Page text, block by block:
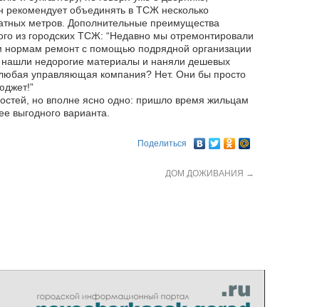
рекомендует объединять в ТСЖ несколько
метров. Дополнительные преимущества
из городских ТСЖ: “Недавно мы отремонтировали
нормам ремонт с помощью подрядной организации
недорогие материалы и наняли дешевых
управляющая компания? Нет. Они бы просто
но вполне ясно одно: пришло время жильцам
выгодного варианта.
Поделиться
ДОМ ДОЖИВАНИЯ →